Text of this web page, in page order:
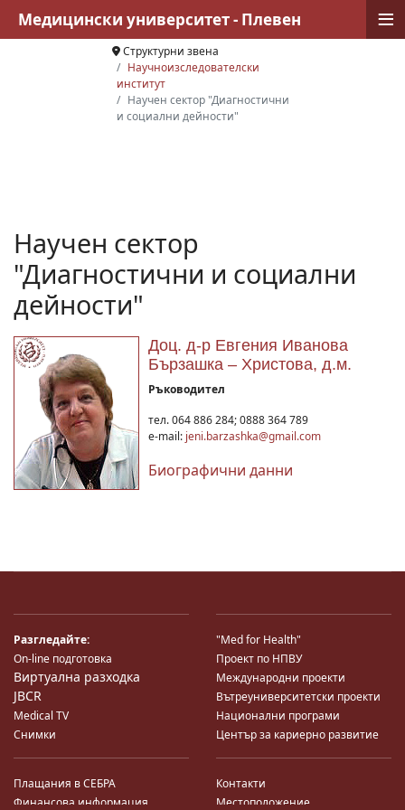
Структурни звена
Научноизследователски
институт
Научен сектор "Диагностични
и социални дейности"
Научен сектор
"Диагностични и социални
дейности"
Доц. д-р Евгения Иванова
Бързашка – Христова, д.м.
Ръководител
тел. 064 886 284; 0888 364 789
e-mail: jeni.barzashka@gmail.com
Биографични данни
Разгледайте:
On-line подготовка
Виртуална разходка
JBCR
Medical TV
Снимки
"Med for Health"
Проект по НПВУ
Международни проекти
Вътреуниверситетски проекти
Национални програми
Център за кариерно развитие
Плащания в СЕБРА
Финансова информация
Контакти
Местоположение
Медицински университет - Плевен ≡